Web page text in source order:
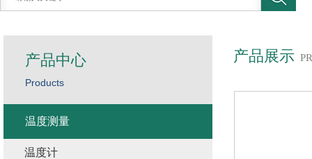
产品展示
产品中心
Products
温度测量
温度计